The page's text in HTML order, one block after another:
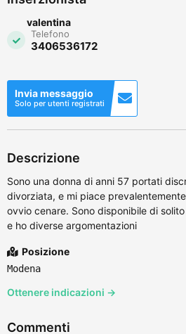
valentina
Telefono
3406536172
Invia messaggio
Solo per utenti registrati
Descrizione
Sono una donna di anni 57 portati
divorziata, e mi piace
ovvio cenare. Sono disponibile di
e ho diverse argomentazioni
Posizione
Modena
Ottenere indicazioni →
Commenti